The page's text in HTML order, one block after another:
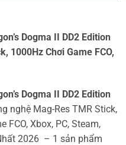
Dogma II DD2 Edition
1000Hz Chơi Game FCO,
Dogma II DD2 Edition
nghệ Mag-Res TMR Stick,
FCO, Xbox, PC, Steam,
2026 – 1 sản phẩm